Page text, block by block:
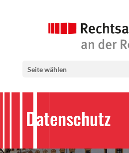
Seite wählen
Datenschutz